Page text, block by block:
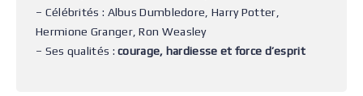
– Célébrités : Albus Dumbledore, Harry Potter,
Hermione Granger, Ron Weasley
– Ses qualités :courage, hardiesse et force d’esprit